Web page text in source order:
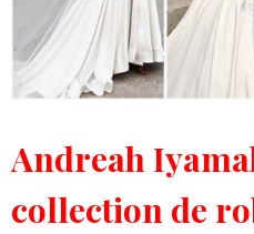
Andreah
collection de